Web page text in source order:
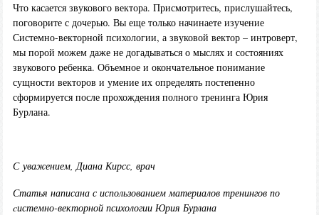
Что касается звукового вектора. Присмотритесь, прислушайтесь,
поговорите с дочерью. Вы еще только начинаете изучение
Системно-векторной психологии, а звуковой вектор – интроверт,
мы порой можем даже не догадываться о мыслях и состояниях
звукового ребенка. Объемное и окончательное понимание
сущности векторов и умение их определять постепенно
сформируется после прохождения полного тренинга Юрия
Бурлана.
С уважением, Диана Кирсс, врач
Статья написана с использованием материалов тренингов по
cистемно-векторной психологии Юрия Бурлана